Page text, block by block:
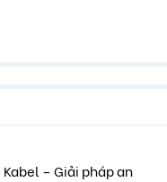
– Giải pháp an